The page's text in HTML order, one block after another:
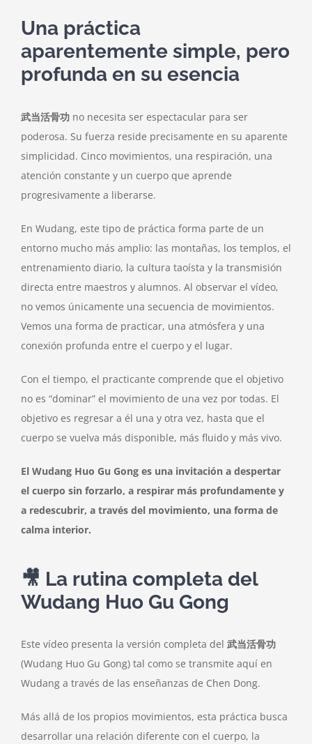
Una práctica
aparentemente simple, pero
profunda en su esencia
武当活骨功no necesita ser espectacular para ser
poderosa. Su fuerza reside precisamente en su aparente
simplicidad. Cinco movimientos, una respiración, una
atención constante y un cuerpo que aprende
progresivamente a liberarse.
En Wudang, este tipo de práctica forma parte de un
entorno mucho más amplio: las montañas, los templos, el
entrenamiento diario, la cultura taoísta y la transmisión
directa entre maestros y alumnos. Al observar el vídeo,
no vemos únicamente una secuencia de movimientos.
Vemos una forma de practicar, una atmósfera y una
conexión profunda entre el cuerpo y el lugar.
Con el tiempo, el practicante comprende que el objetivo
no es “dominar” el movimiento de una vez por todas. El
objetivo es regresar a él una y otra vez, hasta que el
cuerpo se vuelva más disponible, más fluido y más vivo.
El Wudang Huo Gu Gong es una invitación a despertar
el cuerpo sin forzarlo, a respirar más profundamente y
a redescubrir, a través del movimiento, una forma de
calma interior.
🎥 La rutina completa del
Wudang Huo Gu Gong
Este vídeo presenta la versión completa del 武当活骨功
(Wudang Huo Gu Gong) tal como se transmite aquí en
Wudang a través de las enseñanzas de Chen Dong.
Más allá de los propios movimientos, esta práctica busca
desarrollar una relación diferente con el cuerpo, la